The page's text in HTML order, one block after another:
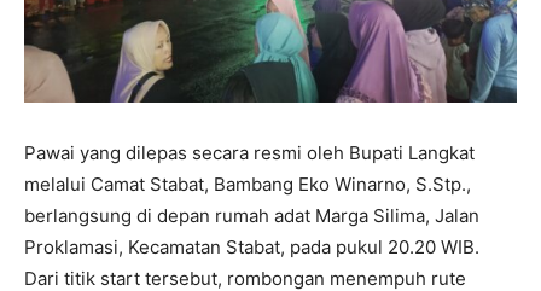
Pawai yang dilepas secara resmi oleh Bupati Langkat
melalui Camat Stabat, Bambang Eko Winarno, S.Stp.,
berlangsung di depan rumah adat Marga Silima, Jalan
Proklamasi, Kecamatan Stabat, pada pukul 20.20 WIB.
Dari titik start tersebut, rombongan menempuh rute